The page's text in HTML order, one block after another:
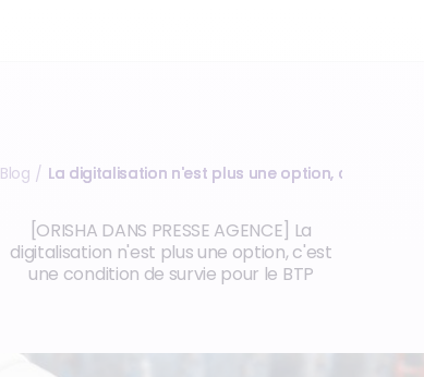
Blog / La digitalisation n'est plus une option, c'est une…
[ORISHA DANS PRESSE AGENCE] La
digitalisation n'est plus une option, c'est
une condition de survie pour le BTP